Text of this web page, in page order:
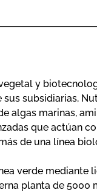
y
sus subsidiarias,
algas marinas,
que actúan
de una línea
verde mediante
planta de 5000